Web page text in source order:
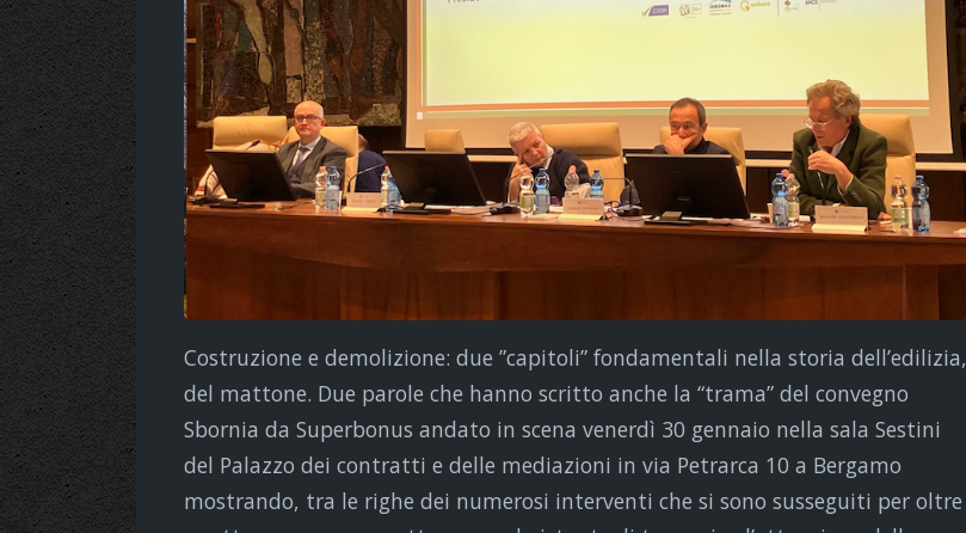
Costruzione e demolizione: due ”capitoli” fondamentali nella storia dell’edilizia,
del mattone. Due parole che hanno scritto anche la “trama” del convegno
Sbornia da Superbonus andato in scena venerdì 30 gennaio nella sala Sestini
del Palazzo dei contratti e delle mediazioni in via Petrarca 10 a Bergamo
mostrando, tra le righe dei numerosi interventi che si sono susseguiti per oltre